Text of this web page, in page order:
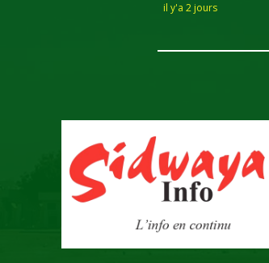
il y'a 2 jours